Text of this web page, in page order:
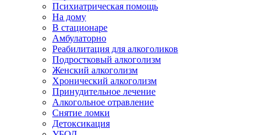
Психиатрическая помощь
На дому
В стационаре
Амбулаторно
Реабилитация для алкоголиков
Подростковый алкоголизм
Женский алкоголизм
Хронический алкоголизм
Принудительное лечение
Алкогольное отравление
Снятие ломки
Детоксикация